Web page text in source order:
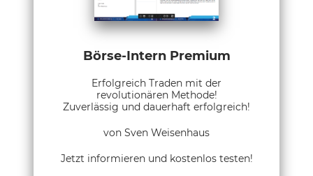
Börse-Intern Premium
Erfolgreich Traden mit der
revolutionären Methode!
Zuverlässig und dauerhaft erfolgreich!
von Sven Weisenhaus
Jetzt informieren und kostenlos testen!